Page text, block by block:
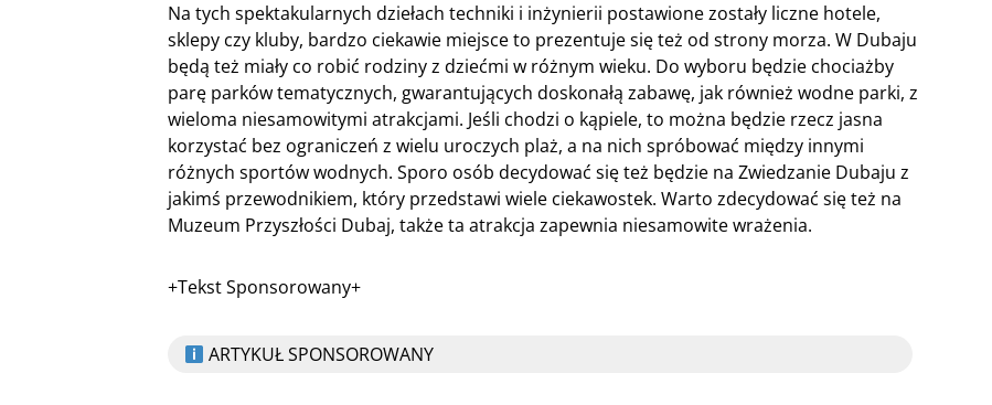
Na tych spektakularnych dziełach techniki i inżynierii postawione zostały liczne hotele,
sklepy czy kluby, bardzo ciekawie miejsce to prezentuje się też od strony morza. W Dubaju
będą też miały co robić rodziny z dziećmi w różnym wieku. Do wyboru będzie chociażby
parę parków tematycznych, gwarantujących doskonałą zabawę, jak również wodne parki, z
wieloma niesamowitymi atrakcjami. Jeśli chodzi o kąpiele, to można będzie rzecz jasna
korzystać bez ograniczeń z wielu uroczych plaż, a na nich spróbować między innymi
różnych sportów wodnych. Sporo osób decydować się też będzie na Zwiedzanie Dubaju z
jakimś przewodnikiem, który przedstawi wiele ciekawostek. Warto zdecydować się też na
Muzeum Przyszłości Dubaj, także ta atrakcja zapewnia niesamowite wrażenia.
+Tekst Sponsorowany+
ARTYKUŁ SPONSOROWANY